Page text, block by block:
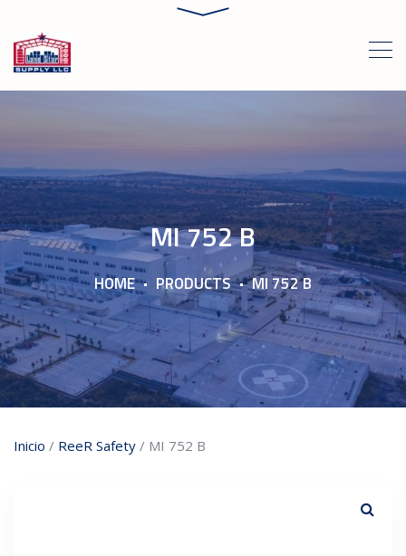
MI 752 B
HOME PRODUCTS MI 752 B
Inicio / ReeR Safety / MI 752 B